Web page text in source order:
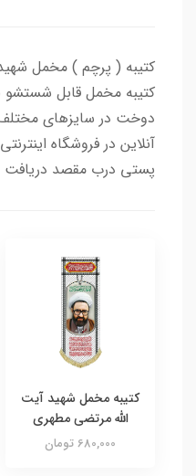
کتیبه ( پرچم ) مخمل
کتیبه مخمل قابل شستشو
دوخت در سایزهای
آنلاین در فروشگاه
پستی درب مقصد دریافت
کتیبه مخمل شهید آیت
الله مرتضی مطهری
680,000 تومان